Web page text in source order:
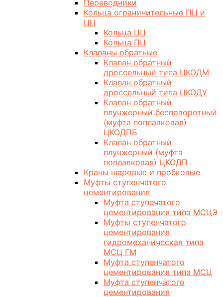
Переводники
Кольца ограничительные ПЦ и
ЦЦ
Кольца ЦЦ
Кольца ПЦ
Клапаны обратные
Клапан обратный
дроссельный типа ЦКОДМ
Клапан обратный
дроссельный типа ЦКОДУ
Клапан обратный
плунжерный бесповоротный
(муфта поплавковая)
ЦКОДПБ
Клапан обратный
плунжерный (муфта
поплавковая) ЦКОДП
Краны шаровые и пробковые
Муфты ступенчатого
цементирования
Муфта ступечатого
цементирования типа МСЦЭ
Муфты ступенчатого
цементирования
гидромеханическая типа
МСЦ ГМ
Муфта ступенчатого
цементирования типа МСЦ
Муфта ступенчатого
цементирования